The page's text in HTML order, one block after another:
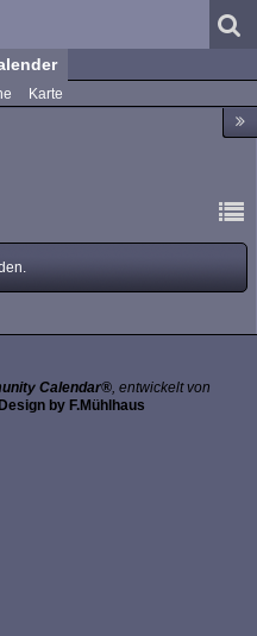
Karte
Calendar®, entwickelt von